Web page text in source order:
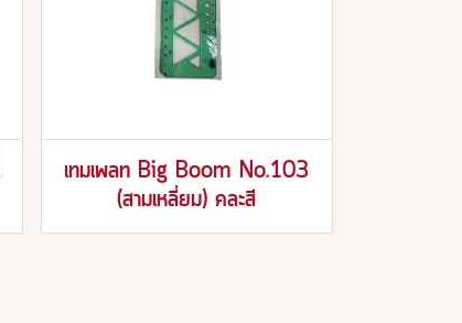
เทมเพลท Big Boom No.103
(สามเหลี่ยม) คละสี